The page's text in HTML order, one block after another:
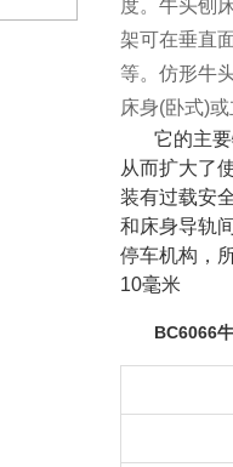
度。牛头刨
架可在垂直
等。仿形牛
床身(卧式)
它的主
从而扩大了
装有过载安
和床身导轨
停车机构，
10毫米
BC6066